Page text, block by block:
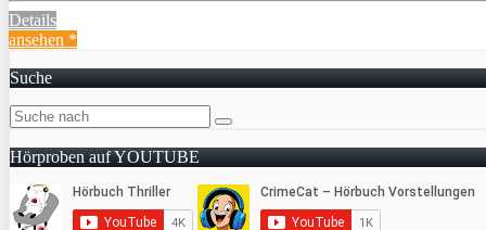
Details
ansehen *
Suche
Hörproben auf YOUTUBE